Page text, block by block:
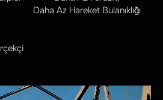
Daha Az Hareket Bulanıklığı